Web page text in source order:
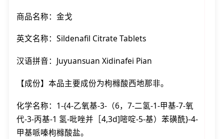
商品名称：金戈
英文名称：Sildenafil Citrate Tablets
汉语拼音：Juyuansuan Xidinafei Pian
【成份】本品主要成份为枸橼酸西地那非。
化学名称：1-{4-乙氧基-3-（6，7-二氢-1-甲基-7-氧
代-3-丙基-1 氢-吡唑并［4,3d]嘧啶-5-基）苯磺酰}-4-
甲基哌嗪枸橼酸盐。